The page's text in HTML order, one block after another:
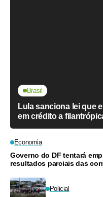
Brasil
Lula sanciona lei que
em crédito a
Economia
Governo do DF tentará
resultados parciais das
Policial